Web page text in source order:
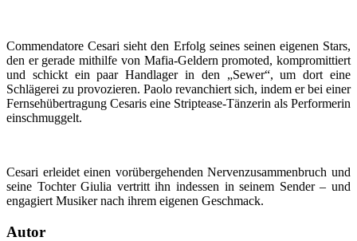
Commendatore Cesari sieht den Erfolg seines seinen eigenen Stars,
den er gerade mithilfe von Mafia-Geldern promoted, kompromittiert
und schickt ein paar Handlager in den „Sewer“, um dort eine
Schlägerei zu provozieren. Paolo revanchiert sich, indem er bei einer
Fernsehübertragung Cesaris eine Striptease-Tänzerin als Performerin
einschmuggelt.
Cesari erleidet einen vorübergehenden Nervenzusammenbruch und
seine Tochter Giulia vertritt ihn indessen in seinem Sender – und
engagiert Musiker nach ihrem eigenen Geschmack.
Autor